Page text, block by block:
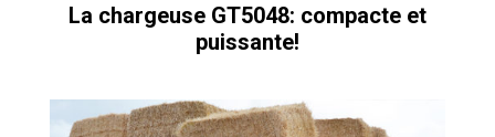
La chargeuse GT5048: compacte et
puissante!